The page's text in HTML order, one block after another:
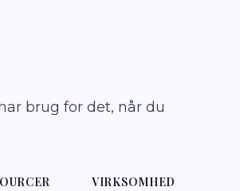
brug for det, når du
VIRKSOMHED